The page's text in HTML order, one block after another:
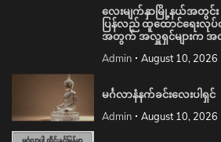
လေးမျက်နှာမြို့နယ်အတွ
ပြန်လည် ထူထောင်ရေးလုပ်င
အတွက် အလှူရှင်များက အလှူငွ
Admin August 10, 2026
မင်္ဂလာနံနက်ခင်းလေးပါရှင်
Admin August 10, 2026